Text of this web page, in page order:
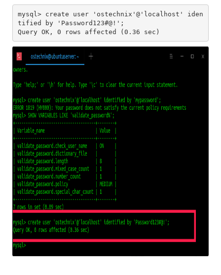
mysql> create user 'ostechnix'@'localhost' iden
tified by 'Password123#@!';
Query OK, 0 rows affected (0.36 sec)